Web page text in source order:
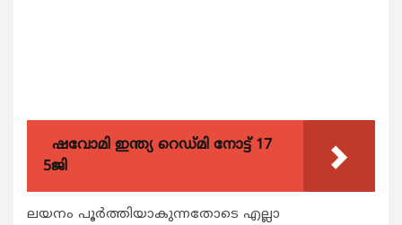
ഷവോമി ഇന്ത്യ റെഡ്മി നോട്ട് 17
5ജി
ലയനം പൂര്‍ത്തിയാകുന്നതോടെ എല്ലാ